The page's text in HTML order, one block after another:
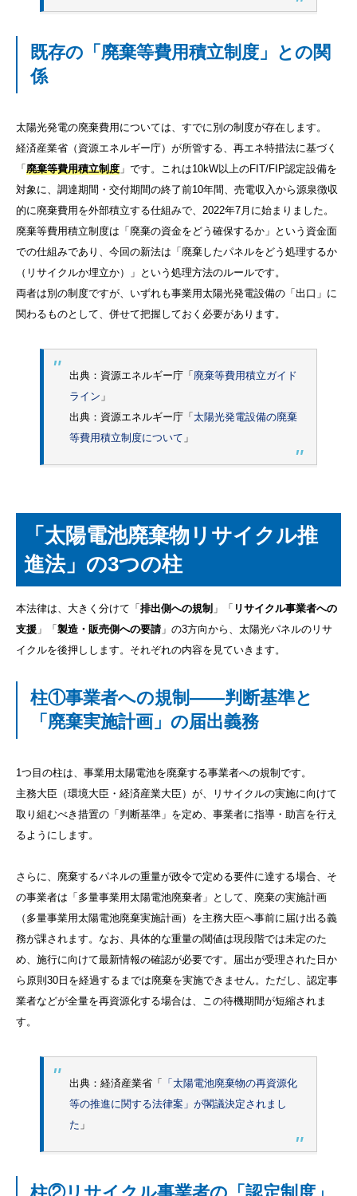
既存の「廃棄等費用積立制度」との関
係
太陽光発電の廃棄費用については、すでに別の制度が存在します。
経済産業省（資源エネルギー庁）が所管する、再エネ特措法に基づく
「 廃棄等費用積立制度 」です。これは10kW以上のFIT/FIP認定設備を
対象に、調達期間・交付期間の終了前10年間、売電収入から源泉徴収
的に廃棄費用を外部積立する仕組みで、2022年7月に始まりました。
廃棄等費用積立制度は「廃棄の資金をどう確保するか」という資金面
での仕組みであり、今回の新法は「廃棄したパネルをどう処理するか
（リサイクルか埋立か）」という処理方法のルールです。
両者は別の制度ですが、いずれも事業用太陽光発電設備の「出口」に
関わるものとして、併せて把握しておく必要があります。
出典：資源エネルギー庁「 廃棄等費用積立ガイド
ライン 」
出典：資源エネルギー庁「 太陽光発電設備の廃棄
等費⽤積⽴制度について 」
「太陽電池廃棄物リサイクル推
進法」の3つの柱
本法律は、大きく分けて「 排出側への規制 」「 リサイクル事業者への
支援 」「 製造・販売側への要請 」の3方向から、太陽光パネルのリサ
イクルを後押しします。それぞれの内容を見ていきます。
柱①事業者への規制――判断基準と
「廃棄実施計画」の届出義務
1つ目の柱は、事業用太陽電池を廃棄する事業者への規制です。
主務大臣（環境大臣・経済産業大臣）が、リサイクルの実施に向けて
取り組むべき措置の「判断基準」を定め、事業者に指導・助言を行え
るようにします。
さらに、廃棄するパネルの重量が政令で定める要件に達する場合、そ
の事業者は「多量事業用太陽電池廃棄者」として、廃棄の実施計画
（多量事業用太陽電池廃棄実施計画）を主務大臣へ事前に届け出る義
務が課されます。なお、具体的な重量の閾値は現段階では未定のた
め、施行に向けて最新情報の確認が必要です。届出が受理された日か
ら原則30日を経過するまでは廃棄を実施できません。ただし、認定事
業者などが全量を再資源化する場合は、この待機期間が短縮されま
す。
出典：経済産業省「
「太陽電池廃棄物の再資源化
等の推進に関する法律案」が閣議決定されまし
た 」